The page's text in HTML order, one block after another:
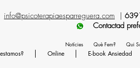
info@psicoterapiaesparreguera.com
Online E-book Ansiedad
Contactad
Notícies Què Fem? Qui